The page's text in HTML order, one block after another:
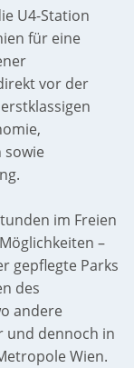
U4-Station
für eine
vor der
sowie
im Freien
–
gepflegte Parks
des
andere
und dennoch in
Wien.